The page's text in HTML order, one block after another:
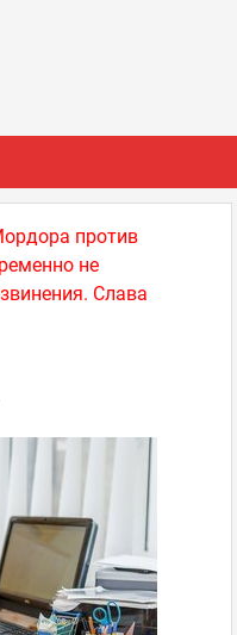
против
не
Слава